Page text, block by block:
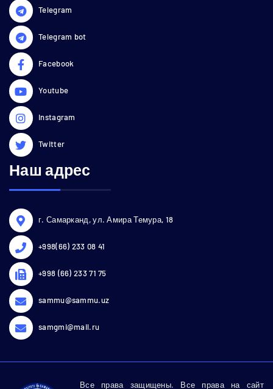
Telegram
Telegram bot
Facebook
Youtube
Instagram
Twitter
Наш адрес
г. Самарканд, ул. Амира Темура, 18
+998(66) 233 08 41
+998 (66) 233 71 75
sammu@sammu.uz
samgmi@mail.ru
Все права защищены. Все права на сайт